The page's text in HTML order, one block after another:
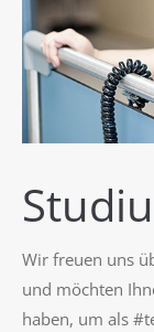
Wir freuen uns
und möchten
haben, um als